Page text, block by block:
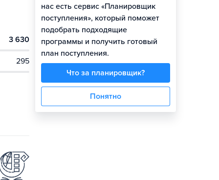
3 630
295
нас есть сервис «Планировщик
поступления», который поможет
подобрать подходящие
программы и получить готовый
план поступления.
Что за планировщик?
Понятно